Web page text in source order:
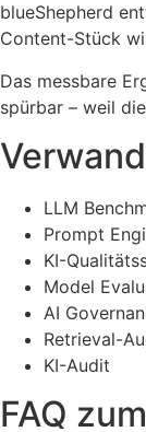
blueShepherd
Content-Stück
Das messbare
spürbar – weil
LLM
Prompt
KI-
Model
AI
Retrieval-
KI-Audit
FAQ